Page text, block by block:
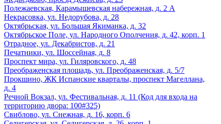
Полежаевская, Карамышевская набережная, д. 2 А
Некрасовка, ул. Недорубова, д. 28
Октябрьская, ул. Большая Якиманка, д. 32
Октябрьское Поле, ул. Народного Ополчения, д. 42, корп. 1
Отрадное, ул. Декабристов, д. 21
Печатники, ул. Шоссейная, д. 8
Проспект мира, ул. Гиляровского, д. 48
Преображенская площадь, ул. Преображенская, д. 5/7
Прокшино, ЖК Испанские кварталы, проспект Магеллана,
д. 4
Речной Вокзал, ул. Фестивальная, д. 11 (Код для входа на
территорию двора: 100#325)
Свиблово, ул. Снежная, д. 16, корп. 6